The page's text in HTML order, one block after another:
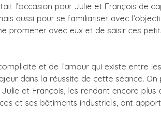
l’occasion pour Julie et François de
aussi pour se familiariser avec
promener avec eux et de saisir ces
et de l’amour qui existe entre
dans la réussite de cette séance.
et François, les rendant encore plus
et ses bâtiments industriels, ont